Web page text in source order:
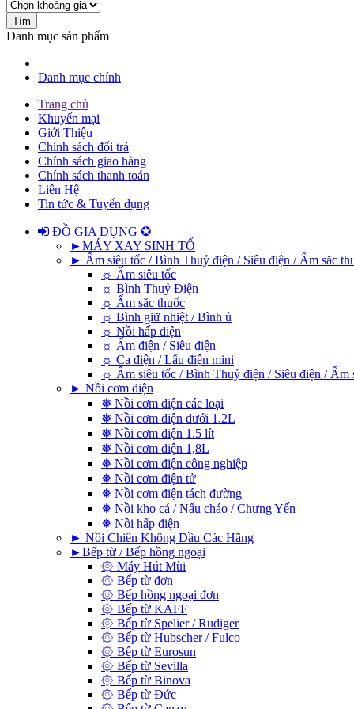
Danh mục sản phẩm
Danh mục chính
Trang chủ
Khuyến mại
Giới Thiệu
Chính sách đổi trả
Chính sách giao hàng
Chính sách thanh toán
Liên Hệ
Tin tức & Tuyển dụng
ĐỒ GIA DỤNG ✪
►MÁY XAY SINH TỐ
► Ấm siêu tốc / Bình Thuỷ điện / Siêu điện / Ấm săc
☼ Ấm siêu tốc
☼ Bình Thuỷ Điện
☼ Ấm săc thuốc
☼ Bình giữ nhiệt / Bình ủ
☼ Nồi hấp điện
☼ Ấm điện / Siêu điện
☼ Ca điện / Lẩu điện mini
☼ Ấm siêu tốc / Bình Thuỷ điện / Siêu điện / Ấm
► Nồi cơm điện
❅ Nồi cơm điện các loại
❅ Nồi cơm điện dưới 1.2L
❅ Nồi cơm điện 1.5 lít
❅ Nồi cơm điện 1,8L
❅ Nồi cơm điện công nghiệp
❅ Nồi cơm điện tử
❅ Nồi cơm điện tách đường
❅ Nồi kho cá / Nấu cháo / Chưng Yến
❅ Nồi hấp điện
► Nồi Chiên Không Dầu Các Hãng
►Bếp từ / Bếp hồng ngoại
۞ Máy Hút Mùi
۞ Bếp từ đơn
۞ Bếp hồng ngoại đơn
۞ Bếp từ KAFF
۞ Bếp từ Spelier / Rudiger
۞ Bếp từ Hubscher / Fulco
۞ Bếp từ Eurosun
۞ Bếp từ Sevilla
۞ Bếp từ Binova
۞ Bếp từ Đức